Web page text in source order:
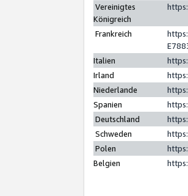
Vereinigtes
Königreich
Frankreich
Italien
Irland
Niederlande
Spanien
Deutschland
Schweden
Polen
Belgien